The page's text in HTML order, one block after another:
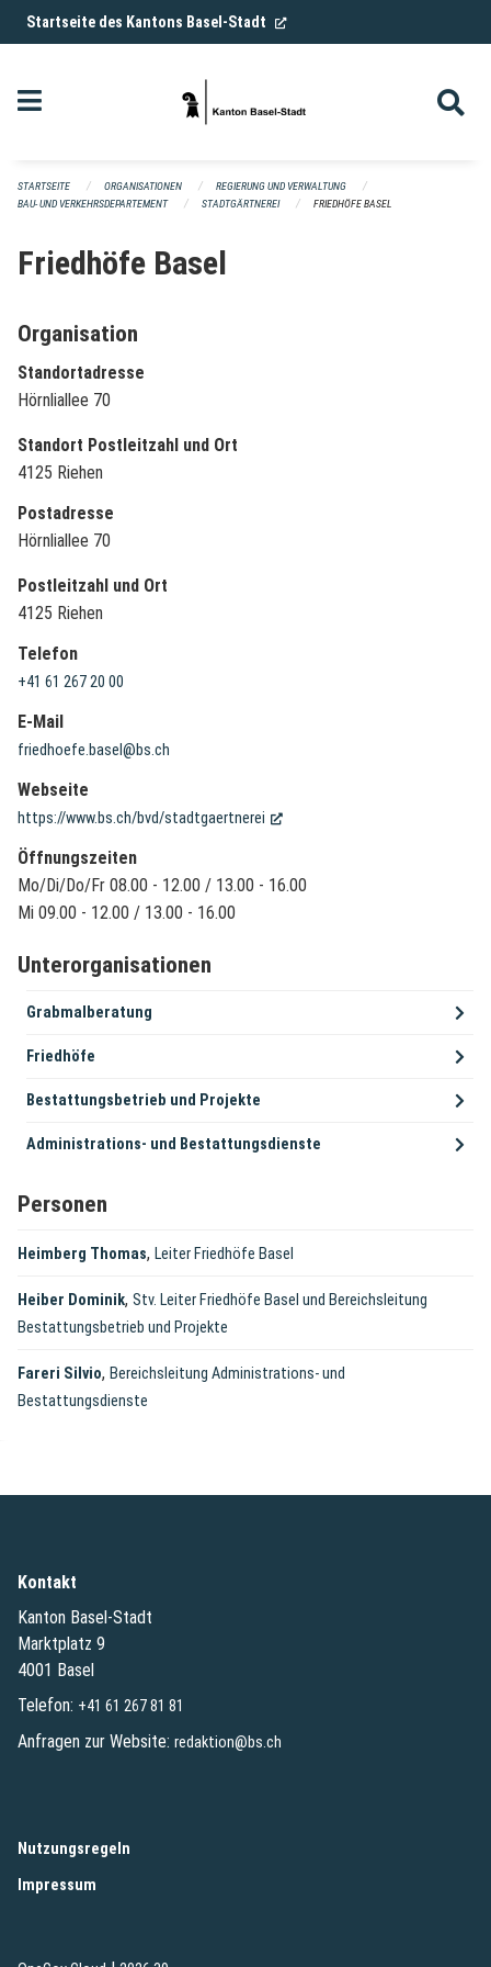
Navigation überspringen
Startseite des Kantons Basel-Stadt (External Link)
STARTSEITE ORGANISATIONEN
REGIERUNG UND VERWALTUNG
BAU- UND VERKEHRSDEPARTEMENT
STADTGÄRTNEREI FRIEDHÖFE BASEL
Friedhöfe Basel
Organisation
Standortadresse
Hörnliallee 70
Standort Postleitzahl und Ort
4125 Riehen
Postadresse
Hörnliallee 70
Postleitzahl und Ort
4125 Riehen
Telefon
+41 61 267 20 00
E-Mail
friedhoefe.basel@bs.ch
Webseite
https://www.bs.ch/bvd/stadtgaertnerei (External Link)
Öffnungszeiten
Mo/Di/Do/Fr 08.00 - 12.00 / 13.00 - 16.00
Mi 09.00 - 12.00 / 13.00 - 16.00
Unterorganisationen
Grabmalberatung
Friedhöfe
Bestattungsbetrieb und Projekte
Administrations- und Bestattungsdienste
Personen
Heimberg Thomas, Leiter Friedhöfe Basel
Heiber Dominik, Stv. Leiter Friedhöfe Basel und Bereichsleitung
Bestattungsbetrieb und Projekte
Fareri Silvio, Bereichsleitung Administrations- und
Bestattungsdienste
Kontakt
Kanton Basel-Stadt
Marktplatz 9
4001 Basel
Telefon: +41 61 267 81 81
Anfragen zur Website: redaktion@bs.ch
Nutzungsregeln
Impressum